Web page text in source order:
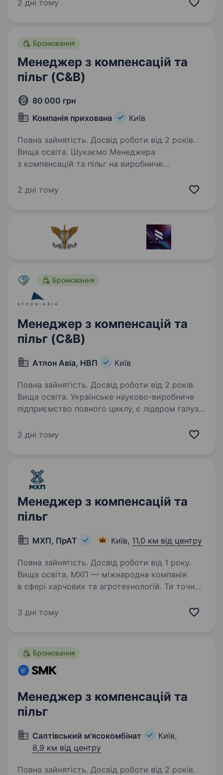
2 дні тому
Бронювання
Менеджер з компенсацій та
пільг (C&B)
80 000 грн
Компанія прихована
Київ
Повна зайнятість. Досвід роботи від 2 років.
Вища освіта. Шукаємо Менеджера
з компенсацій та пільг на виробниче
Що потрібно робити: Супровід політик
2 дні тому
Бронювання
Менеджер з компенсацій та
пільг (C&B)
Атлон Авіа, НВП Київ
Повна зайнятість. Досвід роботи від 2 років.
Вища освіта. Українське науково-виробниче
підприємство повного циклу, є лідером галузі
з активним розвитком, запрошуємо в нашу
2 дні тому
Менеджер з компенсацій та
пільг
МХП, ПрАТ Київ, 11,0 км від центру
Повна зайнятість. Досвід роботи від 1 року.
Вища освіта. МХП — міжнародна компанія
в сфері харчових та агротехнологій. Ти точно
Ряба», «Наша Ряба Апетитна», «Бащинський»,
3 дні тому
Бронювання
Менеджер з компенсацій та
пільг
Салтівський м'ясокомбінат
Київ,
8,9 км від центру
Повна зайнятість. Досвід роботи від 2 років.